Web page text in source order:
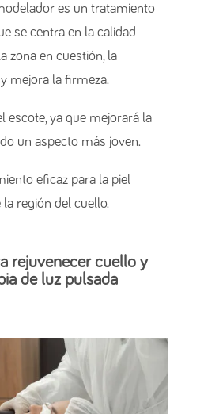
es un tratamiento
se centra en la calidad
zona en cuestión, la
mejora la firmeza.
escote, ya que mejorará la
un aspecto más joven.
eficaz para la piel
región del cuello.
rejuvenecer cuello y
de luz pulsada